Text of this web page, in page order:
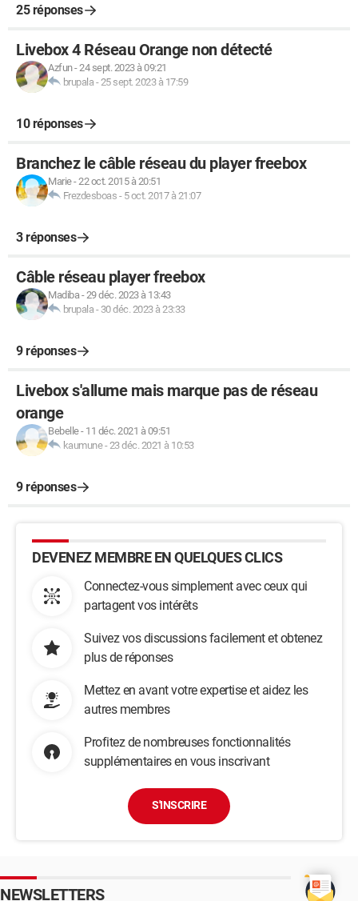
25 réponses
Livebox 4 Réseau Orange non détecté
Azfun-24 sept. 2023 à 09:21
brupala -25 sept. 2023 à 17:59
10 réponses
Branchez le câble réseau du player freebox
Marie-22 oct. 2015 à 20:51
Frezdesboas - 5 oct. 2017 à 21:07
3 réponses
Câble réseau player freebox
Madiba -29 déc. 2023 à 13:43
brupala - 30 déc. 2023 à 23:33
9 réponses
Livebox s'allume mais marque pas de réseau
orange
Bebelle- 11 déc. 2021 à 09:51
kaumune-23 déc. 2021 à 10:53
9 réponses
DEVENEZ MEMBRE EN QUELQUES CLICS
Connectez-vous simplement avec ceux qui
partagent vos intérêts
Suivez vos discussions facilement et obtenez
plus de réponses
Mettez en avant votre expertise et aidez les
autres membres
Profitez de nombreuses fonctionnalités
supplémentaires en vous inscrivant
S'INSCRIRE
NEWSLETTERS